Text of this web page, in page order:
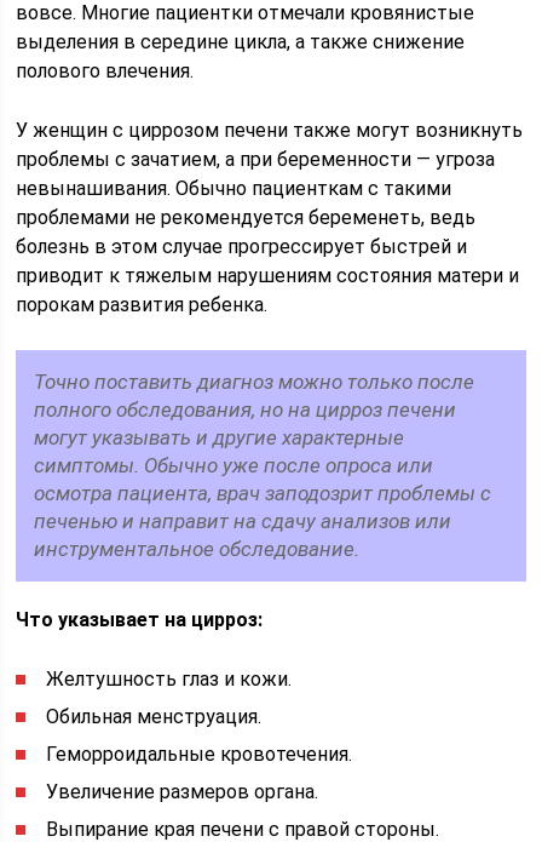
вовсе. Многие пациентки отмечали кровянистые
выделения в середине цикла, а также снижение
полового влечения.
У женщин с циррозом печени также могут возникнуть
проблемы с зачатием, а при беременности — угроза
невынашивания. Обычно пациенткам с такими
проблемами не рекомендуется беременеть, ведь
болезнь в этом случае прогрессирует быстрей и
приводит к тяжелым нарушениям состояния матери и
порокам развития ребенка.
Точно поставить диагноз можно только после
полного обследования, но на цирроз печени
могут указывать и другие характерные
симптомы. Обычно уже после опроса или
осмотра пациента, врач заподозрит проблемы с
печенью и направит на сдачу анализов или
инструментальное обследование.
Что указывает на цирроз:
Желтушность глаз и кожи.
Обильная менструация.
Геморроидальные кровотечения.
Увеличение размеров органа.
Выпирание края печени с правой стороны.